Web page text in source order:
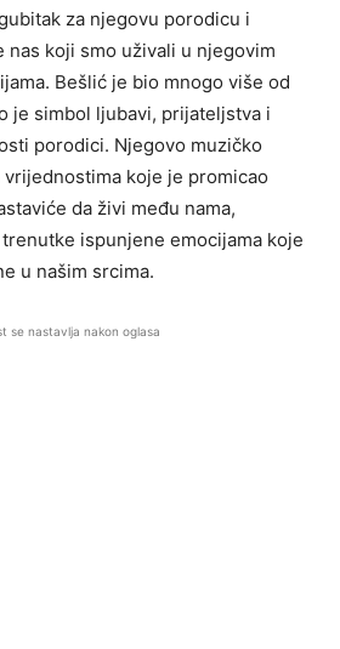
za njegovu porodicu i
nas koji smo uživali u njegovim
Bešlić je bio mnogo više od
je simbol ljubavi, prijateljstva i
porodici. Njegovo muzičko
koje je promicao
da živi među nama,
ispunjene emocijama koje
u našim srcima.
se nastavlja nakon oglasa